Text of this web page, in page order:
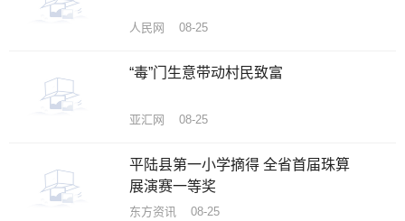
人民网 08-25
“毒”门生意带动村民致富
亚汇网 08-25
平陆县第一小学摘得 全省首届珠算
展演赛一等奖
东方资讯 08-25